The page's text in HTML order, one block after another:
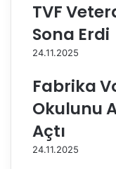
y
o
l
A
v
r
u
p
TVF
Sona Erdi
24.11.2025
Fabrika
Okulunu
Açtı
24.11.2025